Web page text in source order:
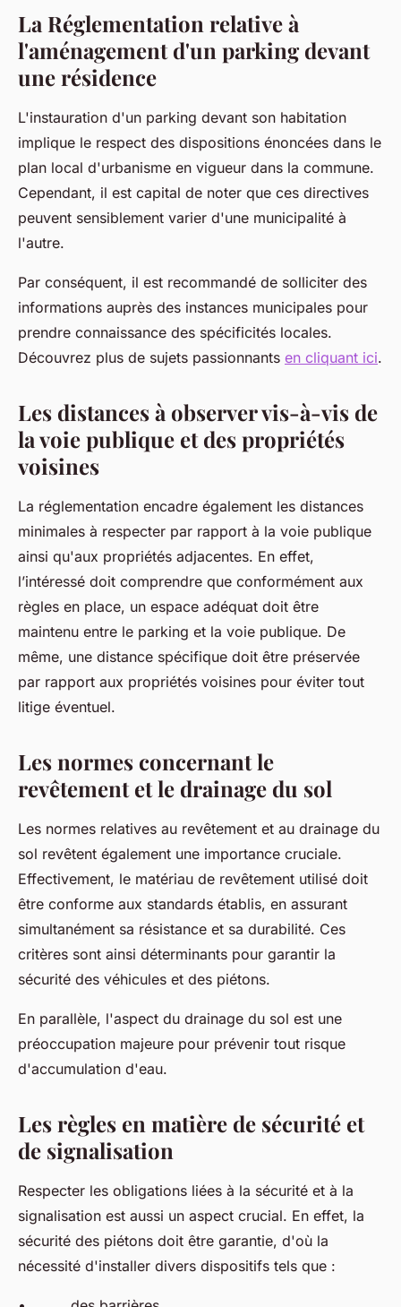
La Réglementation relative à
l'aménagement d'un parking devant
une résidence
L'instauration d'un parking devant son habitation
implique le respect des dispositions énoncées dans le
plan local d'urbanisme en vigueur dans la commune.
Cependant, il est capital de noter que ces directives
peuvent sensiblement varier d'une municipalité à
l'autre.
Par conséquent, il est recommandé de solliciter des
informations auprès des instances municipales pour
prendre connaissance des spécificités locales.
Découvrez plus de sujets passionnants en cliquant ici.
Les distances à observer vis-à-vis de
la voie publique et des propriétés
voisines
La réglementation encadre également les distances
minimales à respecter par rapport à la voie publique
ainsi qu'aux propriétés adjacentes. En effet,
l’intéressé doit comprendre que conformément aux
règles en place, un espace adéquat doit être
maintenu entre le parking et la voie publique. De
même, une distance spécifique doit être préservée
par rapport aux propriétés voisines pour éviter tout
litige éventuel.
Les normes concernant le
revêtement et le drainage du sol
Les normes relatives au revêtement et au drainage du
sol revêtent également une importance cruciale.
Effectivement, le matériau de revêtement utilisé doit
être conforme aux standards établis, en assurant
simultanément sa résistance et sa durabilité. Ces
critères sont ainsi déterminants pour garantir la
sécurité des véhicules et des piétons.
En parallèle, l'aspect du drainage du sol est une
préoccupation majeure pour prévenir tout risque
d'accumulation d'eau.
Les règles en matière de sécurité et
de signalisation
Respecter les obligations liées à la sécurité et à la
signalisation est aussi un aspect crucial. En effet, la
sécurité des piétons doit être garantie, d'où la
nécessité d'installer divers dispositifs tels que :